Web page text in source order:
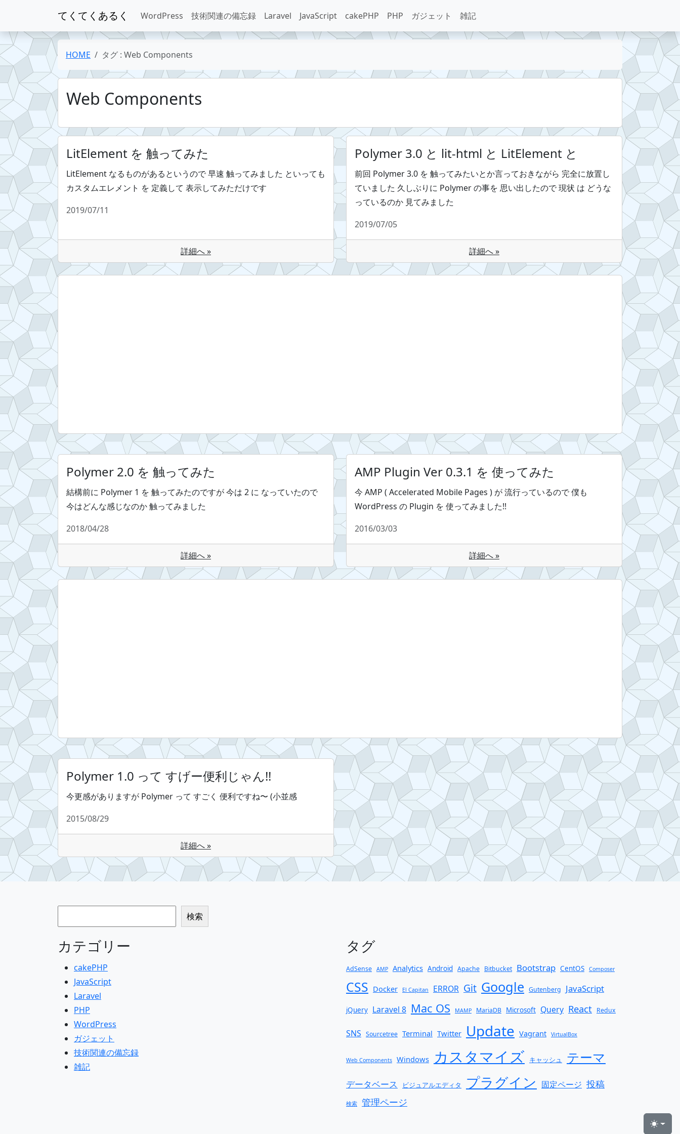
Toggle
てくてくあるく WordPress 技術関連の備忘録 Laravel JavaScript cakePHP PHP ガジェット 雑記
HOME タグ : Web Components
Web Components
LitElement を 触ってみた
LitElement なるものがあるというので 早速 触ってみました といっても
カスタムエレメント を 定義して 表示してみただけです
2019/07/11
詳細へ »
Polymer 3.0 と lit-html と LitElement と
前回 Polymer 3.0 を 触ってみたいとか言っておきながら 完全に放置し
ていました 久しぶりに Polymer の事を 思い出したので 現状 は どうな
っているのか 見てみました
2019/07/05
詳細へ »
Polymer 2.0 を 触ってみた
結構前に Polymer 1 を 触ってみたのですが 今は 2 に なっていたので
今はどんな感じなのか 触ってみました
2018/04/28
詳細へ »
AMP Plugin Ver 0.3.1 を 使ってみた
今 AMP ( Accelerated Mobile Pages ) が 流行っているので 僕も
WordPress の Plugin を 使ってみました!!
2016/03/03
詳細へ »
Polymer 1.0 って すげー便利じゃん!!
今更感がありますが Polymer って すごく 便利ですね〜 (小並感
2015/08/29
詳細へ »
検索
カテゴリー
cakePHP
JavaScript
Laravel
PHP
WordPress
ガジェット
技術関連の備忘録
雑記
タグ
AdSense AMP Analytics Android Apache Bitbucket Bootstrap CentOS Composer
CSS Docker El Capitan ERROR Git Google Gutenberg JavaScript
jQuery Laravel 8 Mac OS MAMP MariaDB Microsoft Query React Redux
SNS Sourcetree Terminal Twitter Update Vagrant VirtualBox
Web Components Windows カスタマイズ キャッシュ テーマ
データベース ビジュアルエディタ プラグイン 固定ページ 投稿
検索 管理ページ